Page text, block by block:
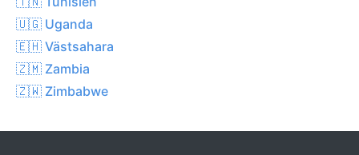
🇺🇬 Uganda
🇪🇭 Västsahara
🇿🇲 Zambia
🇿🇼 Zimbabwe